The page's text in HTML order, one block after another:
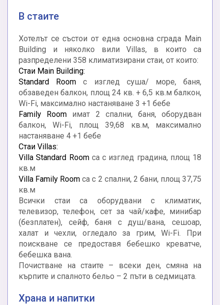
В стаите
Хотелът се състои от една основна сграда Main
Building и няколко вили Villas, в които са
разпределени 358 климатизирани стаи, от които:
Стаи Main Building:
Standard Room с изглед суша/ море, баня,
обзаведен балкон, площ 24 кв. + 6,5 кв.м балкон,
Wi-Fi, максимално настаняване 3 +1 бебе
Family Room имат 2 спални, баня, оборудван
балкон, Wi-Fi, площ 39,68 кв.м, максимално
настаняване 4 +1 бебе
Стаи Villas:
Villa Standard Roomса с изглед градина, площ 18
кв.м
Villa Family Room са с 2 спални, 2 бани, площ 37,75
кв.м
Всички стаи са оборудвани с климатик,
телевизор, телефон, сет за чай/кафе, минибар
(безплатен), сейф, баня с душ/вана, сешоар,
халат и чехли, огледало за грим, Wi-Fi. При
поискване се предоставя бебешко креватче,
бебешка вана.
Почистване на стаите – всеки ден, смяна на
кърпите и спалното бельо – 2 пъти в седмицата.
Храна и напитки